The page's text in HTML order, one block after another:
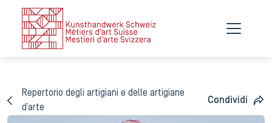
Repertorio degli artigiani e delle artigiane
d’arte
Condividi